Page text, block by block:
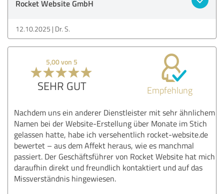
Rocket Website GmbH
12.10.2025 Dr. S.
5,00 von 5
SEHR GUT Empfehlung
Nachdem uns ein anderer Dienstleister mit sehr ähnlichem
Namen bei der Website-Erstellung über Monate im Stich
gelassen hatte, habe ich versehentlich rocket-website.de
bewertet – aus dem Affekt heraus, wie es manchmal
passiert. Der Geschäftsführer von Rocket Website hat mich
daraufhin direkt und freundlich kontaktiert und auf das
Missverständnis hingewiesen.